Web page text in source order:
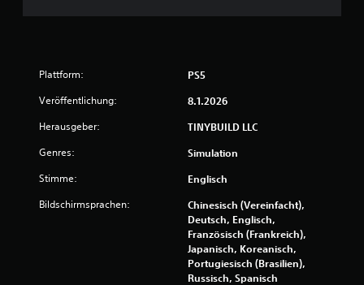
t
a
u
s
Plattform: PS5
Veröffentlichung: 8.1.2026
Herausgeber: TINYBUILD LLC
Genres: Simulation
Stimme: Englisch
Bildschirmsprachen:
Chinesisch (Vereinfacht),
Deutsch, Englisch,
Französisch (Frankreich),
Japanisch, Koreanisch,
Portugiesisch (Brasilien),
Russisch, Spanisch